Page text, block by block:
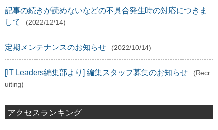
記事の続きが読めないなどの不具合発生時の対応につきま
して
(2022/12/14)
定期メンテナンスのお知らせ (2022/10/14)
[IT Leaders編集部より] 編集スタッフ募集のお知らせ
(Recr
uiting)
アクセスランキング